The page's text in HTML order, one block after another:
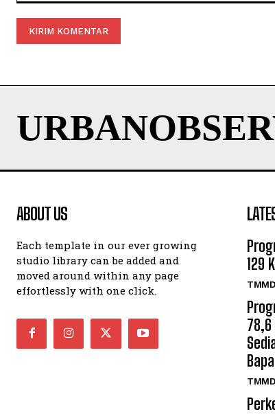
ABOUT US
Each template in our ever growing
studio library can be added and
moved around within any page
effortlessly with one click.
129
TMMD
78,6
TMMD